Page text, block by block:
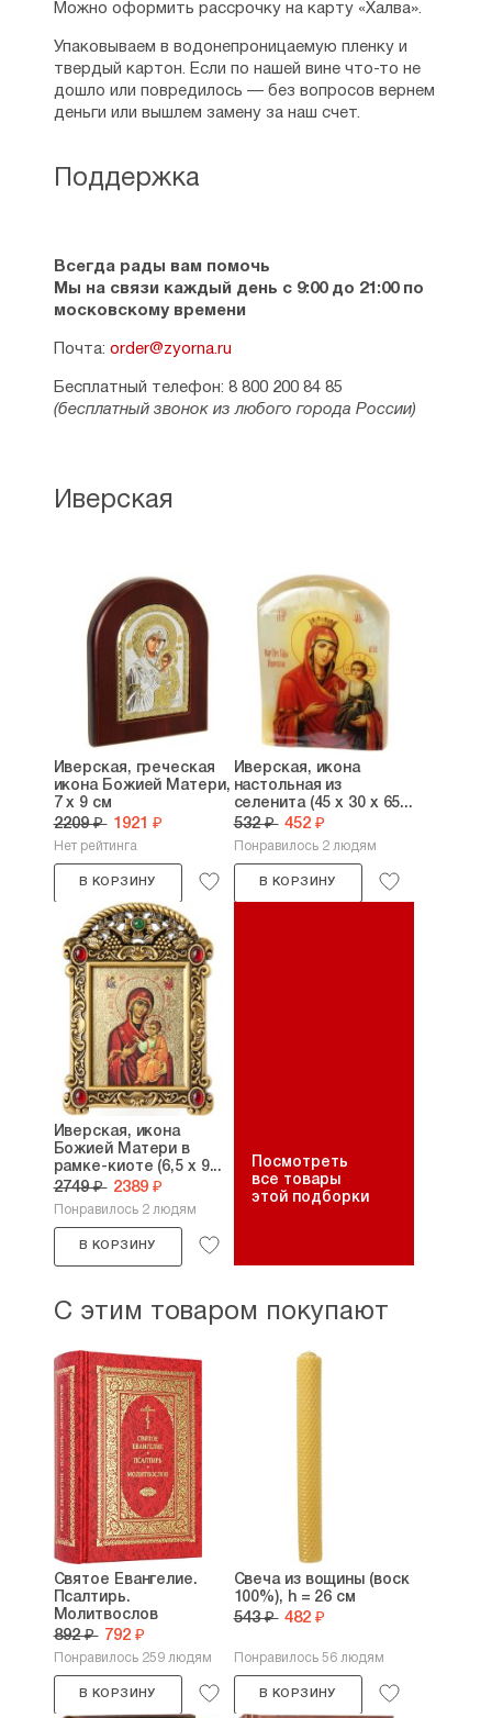
Поддержка
Всегда рады вам помочь
Мы на связи каждый день с 9:00 до 21:00 по
московскому времени
Почта: order@zyorna.ru
Бесплатный телефон: 8 800 200 84 85
(бесплатный звонок из любого города России)
Можно оформить рассрочку на карту «Халва».
Упаковываем в водонепроницаемую пленку и
твердый картон. Если по нашей вине что-то не
дошло или повредилось — без вопросов вернем
деньги или вышлем замену за наш счет.
Иверская
Иверская, греческая
икона Божией Матери,
7 х 9 см
2209 ₽ 1921 ₽
Нет рейтинга
В КОРЗИНУ
Иверская, икона
настольная из
селенита (45 х 30 х 65...
532 ₽ 452 ₽
Понравилось 2 людям
В КОРЗИНУ
Иверская, икона
Божией Матери в
рамке-киоте (6,5 х 9...
2749 ₽ 2389 ₽
Понравилось 2 людям
В КОРЗИНУ
Посмотреть
все товары
этой подборки
С этим товаром покупают
Святое Евангелие.
Псалтирь.
Молитвослов
892 ₽ 792 ₽
Понравилось 259 людям
В КОРЗИНУ
Свеча из вощины (воск
100%), h = 26 см
543 ₽ 482 ₽
Понравилось 56 людям
В КОРЗИНУ